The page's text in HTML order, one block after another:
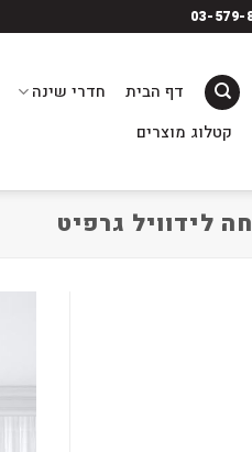
דף הבית חדרי שינה
קטלוג מוצרים
לידוויל גרפיט